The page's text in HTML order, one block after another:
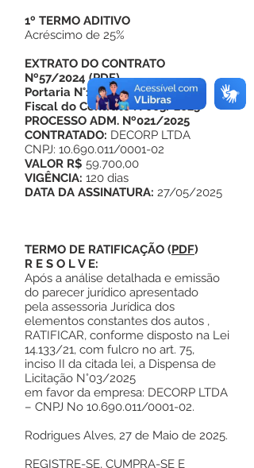
1º TERMO ADITIVO
Acréscimo de 25%
EXTRATO DO CONTRATO
Nº57/2024 (PDF)
Portaria N°155/2025 - Gestor e
Fiscal do Contrato N°003/2025
PROCESSO ADM. Nº021/2025
CONTRATADO: DECORP LTDA
CNPJ: 10.690.011/0001-02
VALOR R$ 59.700,00
VIGÊNCIA: 120 dias
DATA DA ASSINATURA: 27/05/2025
TERMO DE RATIFICAÇÃO (PDF)
R E S O L V E:
Após a análise detalhada e emissão
do parecer jurídico apresentado
pela assessoria Jurídica dos
elementos constantes dos autos ,
RATIFICAR, conforme disposto na Lei
14.133/21, com fulcro no art. 75,
inciso II da citada lei, a Dispensa de
Licitação N°03/2025
em favor da empresa: DECORP LTDA
– CNPJ No 10.690.011/0001-02.
Rodrigues Alves, 27 de Maio de 2025.
REGISTRE-SE, CUMPRA-SE E